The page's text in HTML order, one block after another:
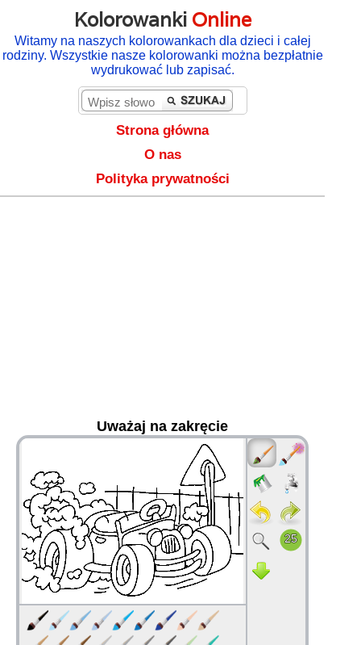
Kolorowanki Online
Witamy na naszych kolorowankach dla dzieci i całej
rodziny. Wszystkie nasze kolorowanki można bezpłatnie
wydrukować lub zapisać.
Strona główna
O nas
Polityka prywatności
Uważaj na zakręcie